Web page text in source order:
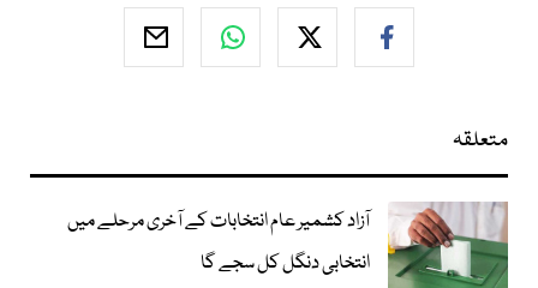
متعلقہ
آزاد کشمیر عام انتخابات کے آخری مرحلے میں
انتخابی دنگل کل سجے گا